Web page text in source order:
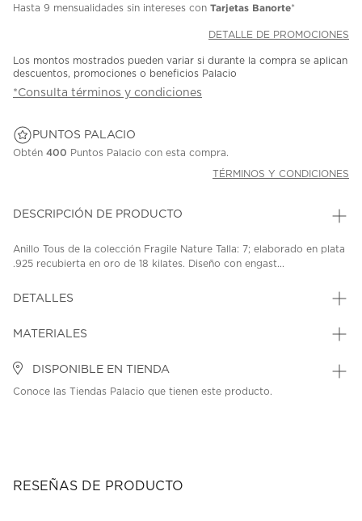
Hasta 9 mensualidades sin intereses con Tarjetas Banorte*
DETALLE DE PROMOCIONES
Los montos mostrados pueden variar si durante la compra se aplican
descuentos, promociones o beneficios Palacio
*Consulta términos y condiciones
PUNTOS PALACIO
Obtén 400 Puntos Palacio con esta compra.
TÉRMINOS Y CONDICIONES
DESCRIPCIÓN DE PRODUCTO
Anillo Tous de la colección Fragile Nature Talla: 7; elaborado en plata
.925 recubierta en oro de 18 kilates. Diseño con engast...
DETALLES
MATERIALES
DISPONIBLE EN TIENDA
Conoce las Tiendas Palacio que tienen este producto.
RESEÑAS DE PRODUCTO